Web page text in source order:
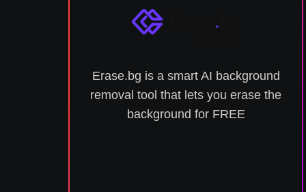
Erase.bg is a smart AI background
removal tool that lets you erase the
background for FREE